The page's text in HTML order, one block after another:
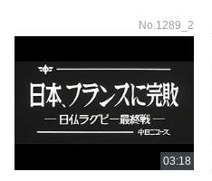
No.1289_2